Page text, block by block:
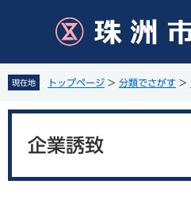
先
頭
で
を
飛
ば
現在地 トップページ > 分類でさがす >
企業誘致